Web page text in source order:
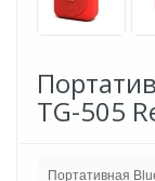
TG-505
Портативная